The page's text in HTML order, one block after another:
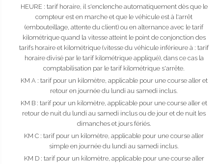
HEURE : tarif horaire, il s'enclenche automatiquement dès que le
compteur est en marche et que le véhicule est à l'arrêt
(embouteillage, attente du client) ou en alternance avec le tarif
kilométrique quand la vitesse atteint le point de conjonction des
tarifs horaire et kilométrique (vitesse du véhicule inférieure à : tarif
horaire divisé par le tarif kilométrique appliqué), dans ce cas la
comptabilisation par le tarif kilométrique s'arrête.
KM A : tarif pour un kilomètre, applicable pour une course aller et
retour en journée du lundi au samedi inclus.
KM B : tarif pour un kilomètre, applicable pour une course aller et
retour de nuit du lundi au samedi inclus ou de jour et de nuit les
dimanches et jours fériés.
KM C : tarif pour un kilomètre, applicable pour une course aller
simple en journée du lundi au samedi inclus.
KM D : tarif pour un kilomètre, applicable pour une course aller